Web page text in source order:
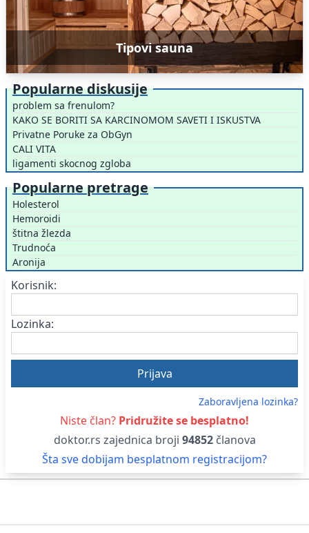
Tipovi sauna
Popularne diskusije
problem sa frenulom?
KAKO SE BORITI SA KARCINOMOM SAVETI I ISKUSTVA
Privatne Poruke za ObGyn
CALI VITA
ligamenti skocnog zgloba
Popularne pretrage
Holesterol
Hemoroidi
štitna žlezda
Trudnoća
Aronija
Korisnik:
Lozinka:
Zaboravljena lozinka?
Niste član? Pridružite se besplatno!
doktor.rs zajednica broji 94852članova
Šta sve dobijam besplatnom registracijom?